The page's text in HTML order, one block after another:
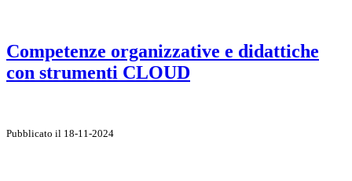
Competenze organizzative e didattiche
con strumenti CLOUD
Pubblicato il 18-11-2024